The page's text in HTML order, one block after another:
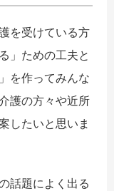
を受けている方
」ための工夫と
を作ってみんな
護の方々や近所
したいと思いま
話題によく出る